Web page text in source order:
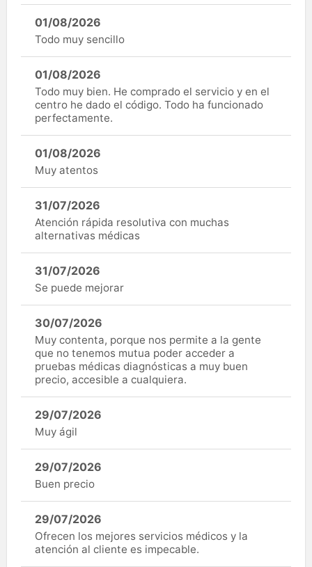
01/08/2026
Todo muy sencillo
01/08/2026
Todo muy bien. He comprado el servicio y en el
centro he dado el código. Todo ha funcionado
perfectamente.
01/08/2026
Muy atentos
31/07/2026
Atención rápida resolutiva con muchas
alternativas médicas
31/07/2026
Se puede mejorar
30/07/2026
Muy contenta, porque nos permite a la gente
que no tenemos mutua poder acceder a
pruebas médicas diagnósticas a muy buen
precio, accesible a cualquiera.
29/07/2026
Muy ágil
29/07/2026
Buen precio
29/07/2026
Ofrecen los mejores servicios médicos y la
atención al cliente es impecable.